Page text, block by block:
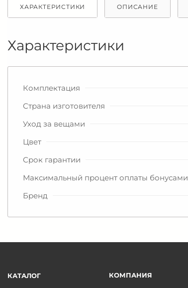
ХАРАКТЕРИСТИКИ ОПИСАНИЕ
Характеристики
Комплектация
Страна изготовителя
Уход за вещами
Цвет
Срок гарантии
Максимальный процент оплаты бонусами
Бренд
КАТАЛОГ КОМПАНИЯ